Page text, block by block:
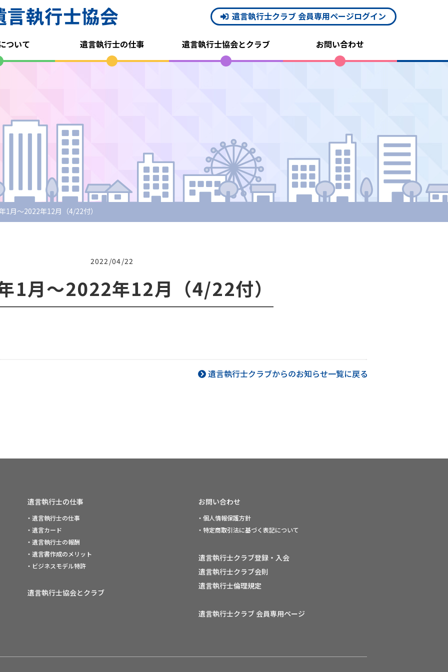
遺言執行士クラブ 会員専用ページログイン
ついて 遺言執行士の仕事 遺言執行士協会とクラブ お問い合わせ
1月～2022年12月（4/22付）
2022/04/22
1月～2022年12月（4/22付）
遺言執行士クラブからのお知らせ一覧に戻る
遺言執行士の仕事
・遺言執行士の仕事
・遺言カード
・遺言執行士の報酬
・遺言書作成のメリット
・ビジネスモデル特許
遺言執行士協会とクラブ
お問い合わせ
・個人情報保護方針
・特定商取引法に基づく表記について
遺言執行士クラブ登録・入会
遺言執行士クラブ会則
遺言執行士倫理規定
遺言執行士クラブ 会員専用ページ